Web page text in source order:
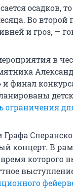
осадков,
Во второй
и гроз, —
в
финал
ограничения
концерт. В
которого